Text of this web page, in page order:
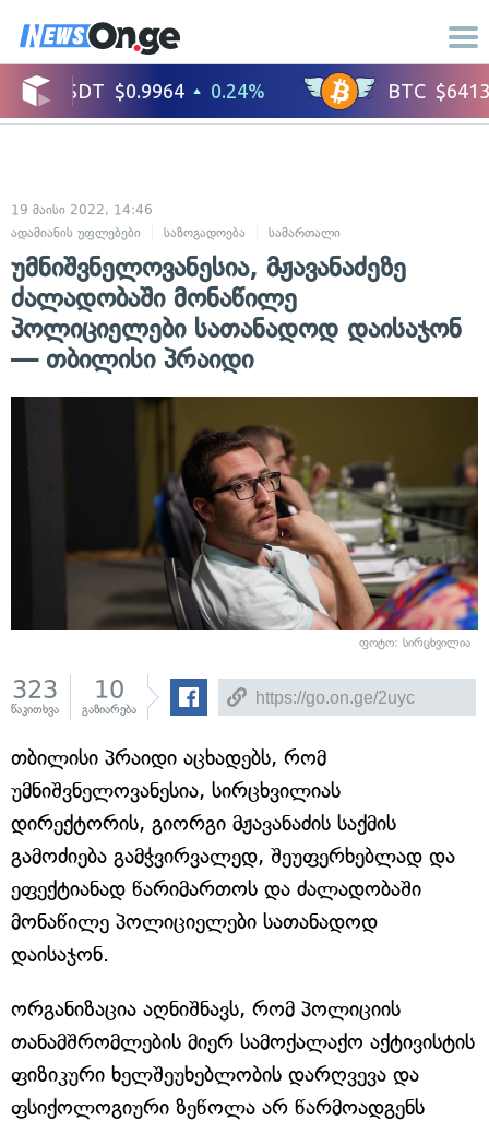
19 მაისი 2022, 14:46
ადამიანის უფლებები
საზოგადოება სამართალი
უმნიშვნელოვანესია, მჟავანაძეზე
ძალადობაში მონაწილე
პოლიციელები სათანადოდ დაისაჯონ
— თბილისი პრაიდი
ფოტო: სირცხვილია
323
წაკითხვა
10
გაზიარება
თბილისი პრაიდი აცხადებს, რომ
უმნიშვნელოვანესია, სირცხვილიას
დირექტორის, გიორგი მჟავანაძის საქმის
გამოძიება გამჭვირვალედ, შეუფერხებლად და
ეფექტიანად წარიმართოს და ძალადობაში
მონაწილე პოლიციელები სათანადოდ
დაისაჯონ.
ორგანიზაცია აღნიშნავს, რომ პოლიციის
თანამშრომლების მიერ სამოქალაქო აქტივისტის
ფიზიკური ხელშეუხებლობის დარღვევა და
ფსიქოლოგიური ზეწოლა არ წარმოადგენს